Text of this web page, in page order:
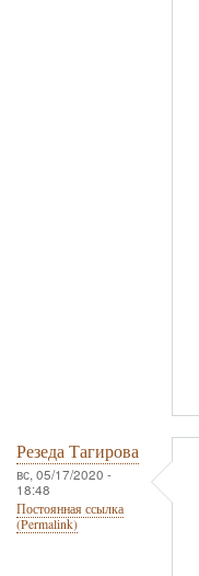
Резеда Тагирова
вс, 05/17/2020 -
18:48
Постоянная ссылка
(Permalink)